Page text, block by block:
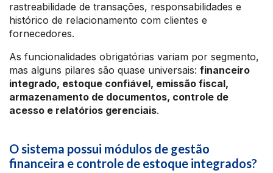
rastreabilidade de transações, responsabilidades e
histórico de relacionamento com clientes e
fornecedores.
As funcionalidades obrigatórias variam por segmento,
mas alguns pilares são quase universais: financeiro
integrado, estoque confiável, emissão fiscal,
armazenamento de documentos, controle de
acesso e relatórios gerenciais.
O sistema possui módulos de gestão
financeira e controle de estoque integrados?